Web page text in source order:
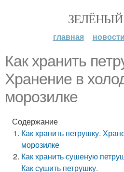
главная новости
Как хранить
Хранение в
морозилке
Содержание
Как хранить петрушку.
морозилке
Как хранить сушеную
Как сушить петрушку.